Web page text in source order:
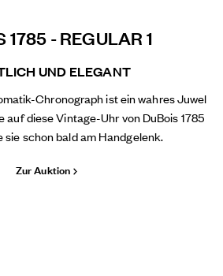
1785 - REGULAR 1
UND ELEGANT
Chronograph ist ein wahres Juwel
auf diese Vintage-Uhr von DuBois 1785
sie schon bald am Handgelenk.
Zur Auktion